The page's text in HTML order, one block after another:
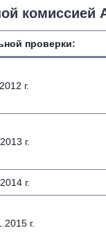
проверки:
г.
г.
г.
г.